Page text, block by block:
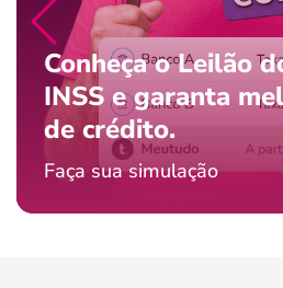
Conheça o Leilão
INSS e garanta
de crédito.
Faça sua simulação